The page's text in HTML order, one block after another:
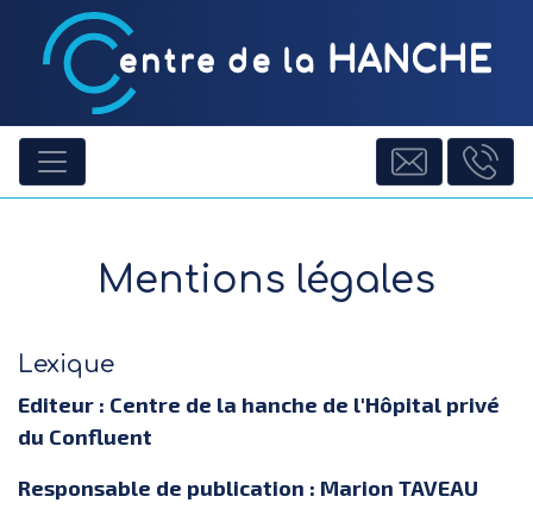
Mentions légales
Lexique
Editeur : Centre de la hanche de l'Hôpital privé
du Confluent
Responsable de publication : Marion TAVEAU